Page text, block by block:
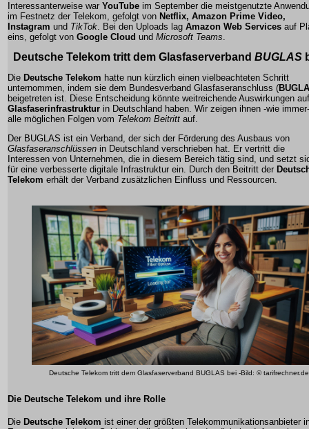
Interessanterweise war YouTube im September die meistgenutzte
im Festnetz der Telekom, gefolgt von Netflix, Amazon Prime Video,
Instagram und TikTok. Bei den Uploads lag Amazon Web Services auf
eins, gefolgt von Google Cloud und Microsoft Teams.
Deutsche Telekomtritt dem Glasfaserverband BUGLAS
Die Deutsche Telekom hatte nun kürzlich einen vielbeachteten Schritt
unternommen, indem sie dem Bundesverband Glasfaseranschluss (
beigetreten ist. Diese Entscheidung könnte weitreichende Auswirkungen
Glasfaserinfrastruktur in Deutschland haben. Wir zeigen ihnen -wie immer-
alle möglichen Folgen vom Telekom Beitritt auf.
Der BUGLAS ist ein Verband, der sich der Förderung des Ausbaus von
Glasfaseranschlüssen in Deutschland verschrieben hat. Er vertritt die
Interessen von Unternehmen, die in diesem Bereich tätig sind, und setzt
für eine verbesserte digitale Infrastruktur ein. Durch den Beitritt der
Telekom erhält der Verband zusätzlichen Einfluss und Ressourcen.
Deutsche Telekom tritt dem Glasfaserverband BUGLAS bei -Bild: © tarifrechner.de
Die Deutsche Telekom und ihre Rolle
Die Deutsche Telekom ist einer der größten Telekommunikationsanbieter